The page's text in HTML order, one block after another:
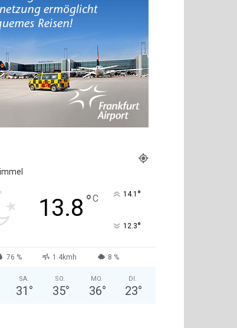
13.8 °C 14.1 °
12.3°
76 % 1.4kmh 8 %
SA.
31 °
SO.
35°
MO.
36°
DI.
23°